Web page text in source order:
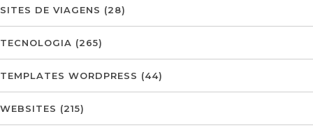
SITES DE VIAGENS (28)
TECNOLOGIA (265)
TEMPLATES WORDPRESS (44)
WEBSITES (215)